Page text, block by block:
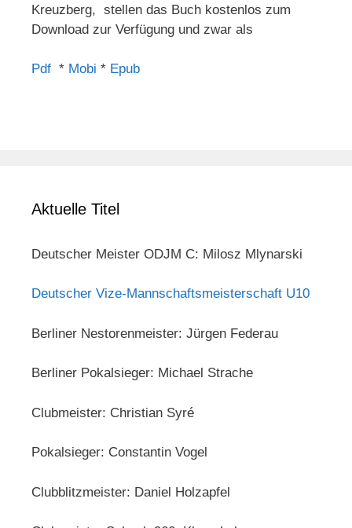
Kreuzberg, stellen das Buch kostenlos zum
Download zur Verfügung und zwar als
Pdf * Mobi * Epub
Aktuelle Titel
Deutscher Meister ODJM C: Milosz Mlynarski
Deutscher Vize-Mannschaftsmeisterschaft U10
Berliner Nestorenmeister: Jürgen Federau
Berliner Pokalsieger: Michael Strache
Clubmeister: Christian Syré
Pokalsieger: Constantin Vogel
Clubblitzmeister: Daniel Holzapfel